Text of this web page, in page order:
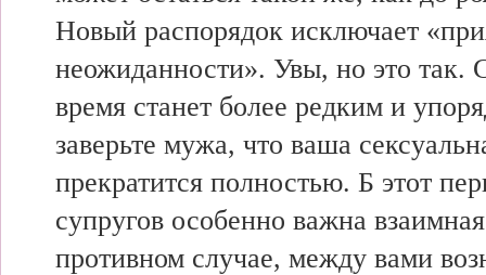
Новый распорядок исключает
неожиданности». Увы, но это так.
время станет более редким и
заверьте мужа, что ваша
прекратится полностью. Б этот
супругов особенно важна
противном случае, между вами